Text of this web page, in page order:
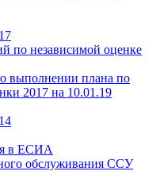
по независимой оценке
плана по
2017 на 10.01.19
в ЕСИА
обслуживания ССУ